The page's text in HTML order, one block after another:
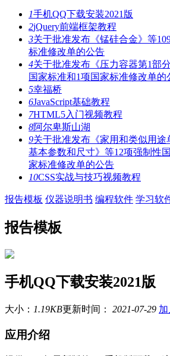
1手机QQ下载安装2021版
2jQuery前端框架教程
3关于批准发布《锰硅合金》等
标准修改单的公告
4关于批准发布《压力容器第1部
国家标准和1项国家标准修改单的
5幸福桥
6JavaScript基础教程
7HTML5入门视频教程
8阿尔卑斯山湖
9关于批准发布《家用和类似用途
基本参数和尺寸》等12项强制性
家标准修改单的公告
10CSS实战与技巧视频教程
报告模板 仪器说明书 编程软件 学习软
报告模板
手机QQ下载安装2021版
大小： 1.19KB更新时间： 2021-07-29
应用介绍